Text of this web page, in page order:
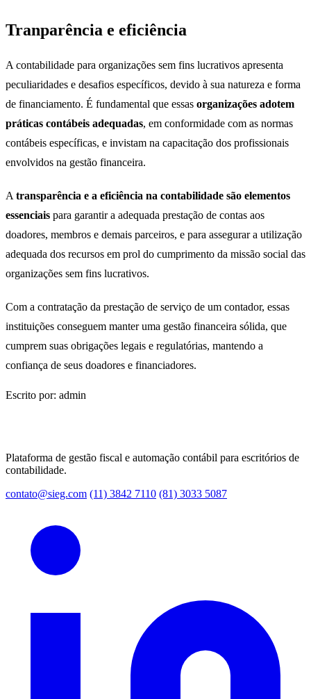
Tranparência e eficiência
A contabilidade para organizações sem fins lucrativos apresenta
peculiaridades e desafios específicos, devido à sua natureza e forma
de financiamento. É fundamental que essas organizações adotem
práticas contábeis adequadas, em conformidade com as normas
contábeis específicas, e invistam na capacitação dos profissionais
envolvidos na gestão financeira.
A transparência e a eficiência na contabilidade são elementos
essenciais para garantir a adequada prestação de contas aos
doadores, membros e demais parceiros, e para assegurar a utilização
adequada dos recursos em prol do cumprimento da missão social das
organizações sem fins lucrativos.
Com a contratação da prestação de serviço de um contador, essas
instituições conseguem manter uma gestão financeira sólida, que
cumprem suas obrigações legais e regulatórias, mantendo a
confiança de seus doadores e financiadores.
Escrito por: admin
Plataforma de gestão fiscal e automação contábil para escritórios de
contabilidade.
contato@sieg.com (11) 3842 7110 (81) 3033 5087